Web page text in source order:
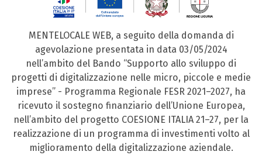
MENTELOCALE WEB, a seguito della domanda di
agevolazione presentata in data 03/05/2024
nell’ambito del Bando “Supporto allo sviluppo di
progetti di digitalizzazione nelle micro, piccole e medie
imprese” - Programma Regionale FESR 2021–2027, ha
ricevuto il sostegno finanziario dell’Unione Europea,
nell’ambito del progetto COESIONE ITALIA 21–27, per la
realizzazione di un programma di investimenti volto al
miglioramento della digitalizzazione aziendale.